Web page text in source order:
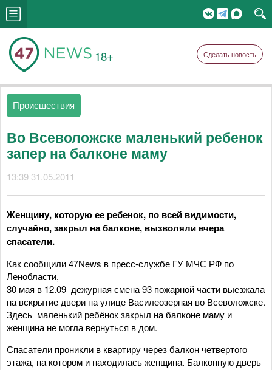
18+ Сделать новость
Происшествия
Во Всеволожске маленький ребенок
запер на балконе маму
13:39 31.05.2011
Женщину, которую ее ребенок, по всей видимости,
случайно, закрыл на балконе, вызволяли вчера
спасатели.
Как сообщили 47News в пресс-службе ГУ МЧС РФ по
Ленобласти,
30 мая в 12.09 дежурная смена 93 пожарной части выезжала
на вскрытие двери на улице Василеозерная во Всеволожске.
Здесь маленький ребёнок закрыл на балконе маму и
женщина не могла вернуться в дом.
Спасатели проникли в квартиру через балкон четвертого
этажа, на котором и находилась женщина. Балконную дверь